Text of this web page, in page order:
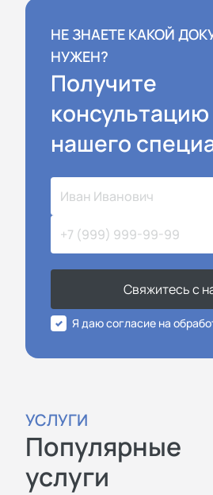
НЕ ЗНАЕТЕ КАКОЙ
НУЖЕН?
Получите
консультацию
нашего
Свяжитесь с
Я даю согласие на
УСЛУГИ
Популярные
услуги